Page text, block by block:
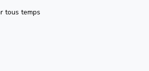
tous temps